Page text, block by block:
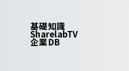
基礎知識
SharelabTV
企業DB